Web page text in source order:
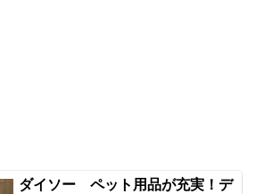
ダイソー ペット用品が充実！デ